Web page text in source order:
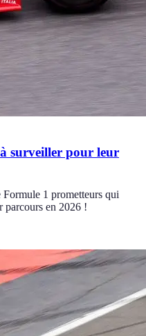
surveiller pour leur
1 prometteurs qui
parcours en 2026 !